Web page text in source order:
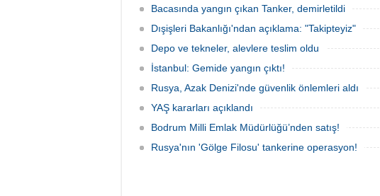
Bacasında yangın çıkan Tanker, demirletildi
Dışişleri Bakanlığı'ndan açıklama: "Takipteyiz"
Depo ve tekneler, alevlere teslim oldu
İstanbul: Gemide yangın çıktı!
Rusya, Azak Denizi'nde güvenlik önlemleri aldı
YAŞ kararları açıklandı
Bodrum Milli Emlak Müdürlüğü’nden satış!
Rusya'nın 'Gölge Filosu' tankerine operasyon!